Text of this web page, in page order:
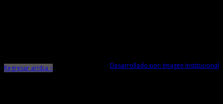
Desarrollado por: Imagen Institucional
Regresar arriba ↑